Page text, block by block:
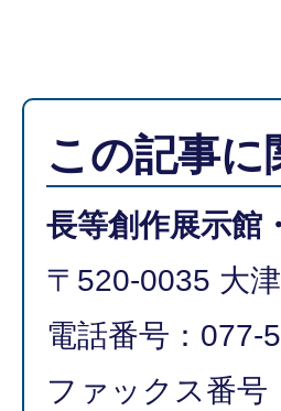
この記事
長等創作展示館
〒520-0035 大
電話番号：077-
ファックス番号